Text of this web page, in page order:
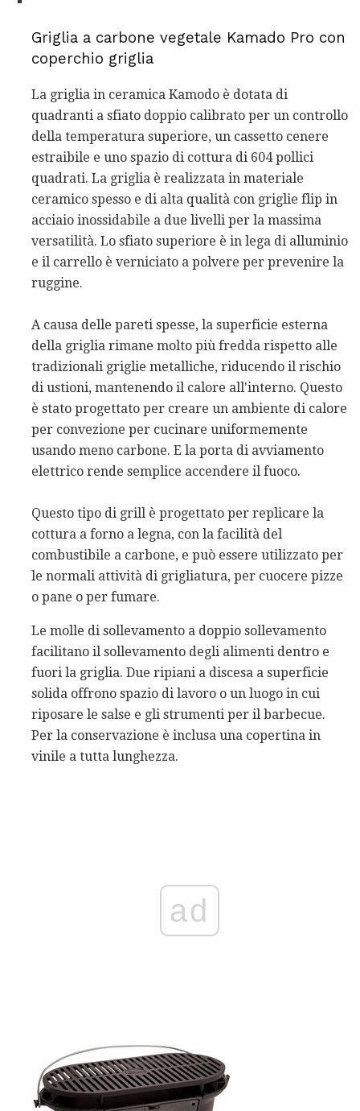
Griglia a carbone vegetale Kamado Pro con
coperchio griglia
La griglia in ceramica Kamodo è dotata di
quadranti a sfiato doppio calibrato per un controllo
della temperatura superiore, un cassetto cenere
estraibile e uno spazio di cottura di 604 pollici
quadrati. La griglia è realizzata in materiale
ceramico spesso e di alta qualità con griglie flip in
acciaio inossidabile a due livelli per la massima
versatilità. Lo sfiato superiore è in lega di alluminio
e il carrello è verniciato a polvere per prevenire la
ruggine.
A causa delle pareti spesse, la superficie esterna
della griglia rimane molto più fredda rispetto alle
tradizionali griglie metalliche, riducendo il rischio
di ustioni, mantenendo il calore all'interno. Questo
è stato progettato per creare un ambiente di calore
per convezione per cucinare uniformemente
usando meno carbone. E la porta di avviamento
elettrico rende semplice accendere il fuoco.
Questo tipo di grill è progettato per replicare la
cottura a forno a legna, con la facilità del
combustibile a carbone, e può essere utilizzato per
le normali attività di grigliatura, per cuocere pizze
o pane o per fumare.
Le molle di sollevamento a doppio sollevamento
facilitano il sollevamento degli alimenti dentro e
fuori la griglia. Due ripiani a discesa a superficie
solida offrono spazio di lavoro o un luogo in cui
riposare le salse e gli strumenti per il barbecue.
Per la conservazione è inclusa una copertina in
vinile a tutta lunghezza.
ad